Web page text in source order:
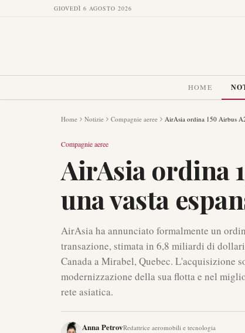
GIOVEDÌ 6 AGOSTO 2026
HOME
Home Notizie Compagnie aeree AirAsia ordina 150 Airbus
Compagnie aeree
AirAsia ordina
una vasta
AirAsia ha annunciato formalmente un
transazione, stimata in 6,8 miliardi di
Canada a Mirabel, Quebec. L'acquisizione
modernizzazione della sua flotta e nel
rete asiatica.
Anna PetrovRedattrice aeromobili e tecnologia